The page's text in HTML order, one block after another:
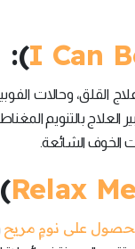
I Can
):
الخوف الشائعة.
Relax
على نومٍ مريح